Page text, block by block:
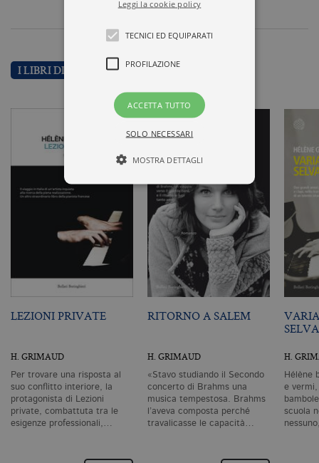
I LIBRI DI HÉLÈNE GRIMAUD
LEZIONI PRIVATE
H. GRIMAUD
Per trovare una risposta al
suo conflitto interiore, la
protagonista di Lezioni
private, combattuta tra le
esigenze professionali,…
RITORNO A SALEM
H. GRIMAUD
«Stavo studiando il Secondo
concerto di Brahms una
musica tempestosa. Brahms
l’aveva composta perché
travalicasse le capacità…
H.
Hélène
e
scuola
Leggi la cookie policy
TECNICI ED EQUIPARATI
PROFILAZIONE
ACCETTA TUTTO
SOLO NECESSARI
MOSTRA DETTAGLI
Tecnici ed equiparati
Profilazione
I cookie tecnici sono strettamente
necessari, consentono la funzionalità
del sito Web principale come l'accesso
degli utenti e la gestione dell'account. Il
correttamente senza i cookie
tecnici e dunque non necessitano del
consenso.
Nome Dominio Scadenza
CookieScriptConsent
.bollatiboringhieri.it 1 mese